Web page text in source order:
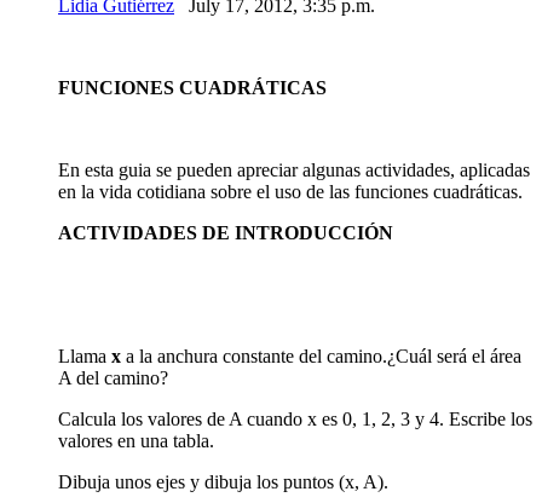
Lidia Gutiérrez July 17, 2012, 3:35 p.m.
FUNCIONES CUADRÁTICAS
En esta guia se pueden apreciar algunas actividades, aplicadas
en la vida cotidiana sobre el uso de las funciones cuadráticas.
ACTIVIDADES DE INTRODUCCIÓN
Llama x a la anchura constante del camino.¿Cuál será el área
A del camino?
Calcula los valores de A cuando x es 0, 1, 2, 3 y 4. Escribe los
valores en una tabla.
Dibuja unos ejes y dibuja los puntos (x, A).